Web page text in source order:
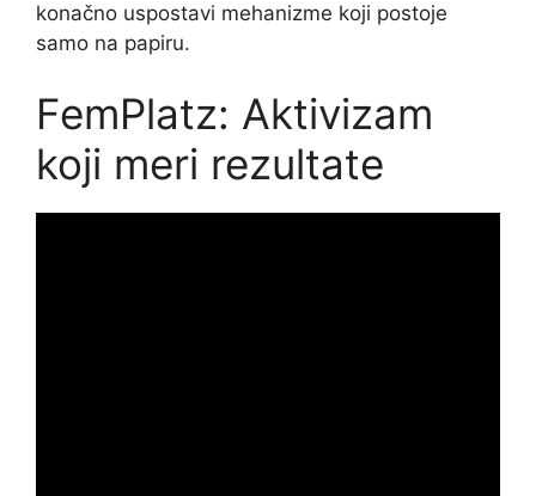
konačno uspostavi mehanizme koji postoje
samo na papiru.
FemPlatz: Aktivizam
koji meri rezultate